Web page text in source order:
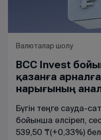
Валюталар шолу
BCC Invest
қазанға
нарығының
Бүгін теңге сауда-
бойынша әлсіреп,
539,50 ₸(+0,33%)